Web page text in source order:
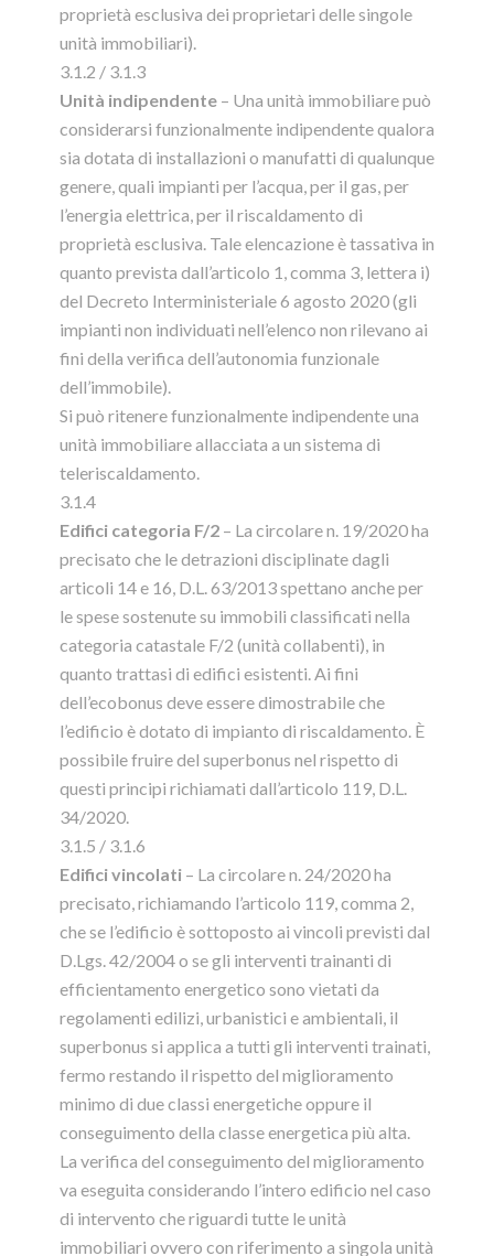
proprietà esclusiva dei proprietari delle singole
unità immobiliari).
3.1.2 / 3.1.3
Unità indipendente – Una unità immobiliare può
considerarsi funzionalmente indipendente qualora
sia dotata di installazioni o manufatti di qualunque
genere, quali impianti per l’acqua, per il gas, per
l’energia elettrica, per il riscaldamento di
proprietà esclusiva. Tale elencazione è tassativa in
quanto prevista dall’articolo 1, comma 3, lettera i)
del Decreto Interministeriale 6 agosto 2020 (gli
impianti non individuati nell’elenco non rilevano ai
fini della verifica dell’autonomia funzionale
dell’immobile).
Si può ritenere funzionalmente indipendente una
unità immobiliare allacciata a un sistema di
teleriscaldamento.
3.1.4
Edifici categoria F/2 – La circolare n. 19/2020 ha
precisato che le detrazioni disciplinate dagli
articoli 14 e 16, D.L. 63/2013 spettano anche per
le spese sostenute su immobili classificati nella
categoria catastale F/2 (unità collabenti), in
quanto trattasi di edifici esistenti. Ai fini
dell’ecobonus deve essere dimostrabile che
l’edificio è dotato di impianto di riscaldamento. È
possibile fruire del superbonus nel rispetto di
questi principi richiamati dall’articolo 119, D.L.
34/2020.
3.1.5 / 3.1.6
Edifici vincolati – La circolare n. 24/2020 ha
precisato, richiamando l’articolo 119, comma 2,
che se l’edificio è sottoposto ai vincoli previsti dal
D.Lgs. 42/2004 o se gli interventi trainanti di
efficientamento energetico sono vietati da
regolamenti edilizi, urbanistici e ambientali, il
superbonus si applica a tutti gli interventi trainati,
fermo restando il rispetto del miglioramento
minimo di due classi energetiche oppure il
conseguimento della classe energetica più alta.
La verifica del conseguimento del miglioramento
va eseguita considerando l’intero edificio nel caso
di intervento che riguardi tutte le unità
immobiliari ovvero con riferimento a singola unità